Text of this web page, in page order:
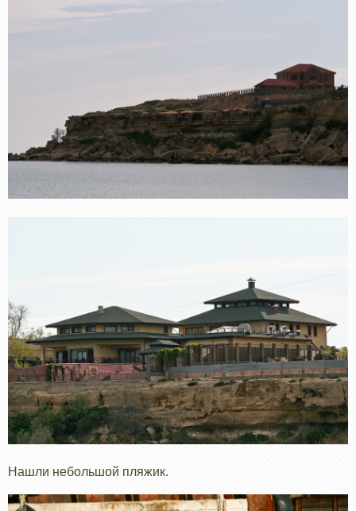
Нашли небольшой пляжик.